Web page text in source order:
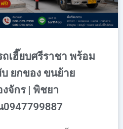
ถเฮี๊ยบศรีราชา พร้อม
ยกของ ขนย้าย
งจักร | พิชยา
0947799887